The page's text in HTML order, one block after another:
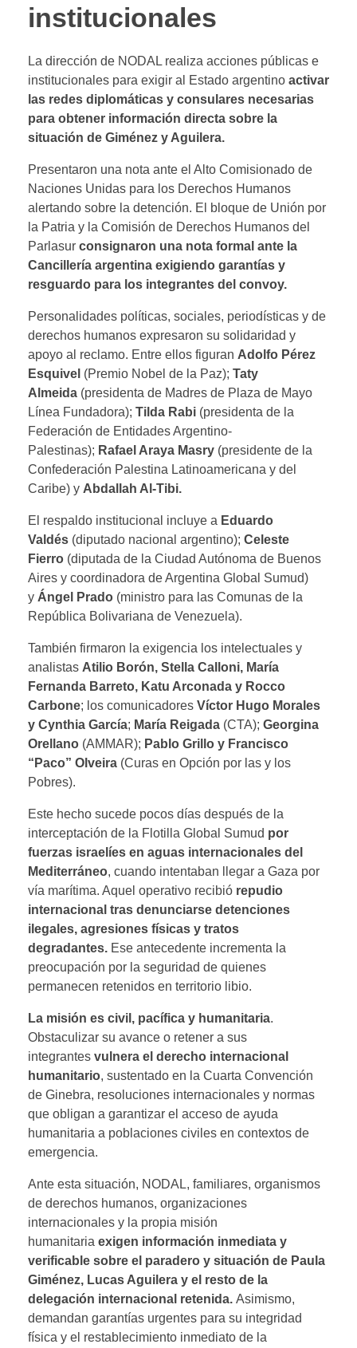
institucionales
La dirección de NODAL realiza acciones públicas e
institucionales para exigir al Estado argentino activar
las redes diplomáticas y consulares necesarias
para obtener información directa sobre la
situación de Giménez y Aguilera.
Presentaron una nota ante el Alto Comisionado de
Naciones Unidas para los Derechos Humanos
alertando sobre la detención. El bloque de Unión por
la Patria y la Comisión de Derechos Humanos del
Parlasur consignaron una nota formal ante la
Cancillería argentina exigiendo garantías y
resguardo para los integrantes del convoy.
Personalidades políticas, sociales, periodísticas y de
derechos humanos expresaron su solidaridad y
apoyo al reclamo. Entre ellos figuran Adolfo Pérez
Esquivel (Premio Nobel de la Paz); Taty
Almeida (presidenta de Madres de Plaza de Mayo
Línea Fundadora); Tilda Rabi (presidenta de la
Federación de Entidades Argentino-
Palestinas); Rafael Araya Masry (presidente de la
Confederación Palestina Latinoamericana y del
Caribe) y Abdallah Al-Tibi.
El respaldo institucional incluye a Eduardo
Valdés (diputado nacional argentino); Celeste
Fierro (diputada de la Ciudad Autónoma de Buenos
Aires y coordinadora de Argentina Global Sumud)
y Ángel Prado (ministro para las Comunas de la
República Bolivariana de Venezuela).
También firmaron la exigencia los intelectuales y
analistas Atilio Borón, Stella Calloni, María
Fernanda Barreto, Katu Arconada y Rocco
Carbone; los comunicadores Víctor Hugo Morales
y Cynthia García; María Reigada (CTA); Georgina
Orellano (AMMAR); Pablo Grillo y Francisco
“Paco” Olveira (Curas en Opción por las y los
Pobres).
Este hecho sucede pocos días después de la
interceptación de la Flotilla Global Sumud por
fuerzas israelíes en aguas internacionales del
Mediterráneo, cuando intentaban llegar a Gaza por
vía marítima. Aquel operativo recibió repudio
internacional tras denunciarse detenciones
ilegales, agresiones físicas y tratos
degradantes. Ese antecedente incrementa la
preocupación por la seguridad de quienes
permanecen retenidos en territorio libio.
La misión es civil, pacífica y humanitaria.
Obstaculizar su avance o retener a sus
integrantes vulnera el derecho internacional
humanitario, sustentado en la Cuarta Convención
de Ginebra, resoluciones internacionales y normas
que obligan a garantizar el acceso de ayuda
humanitaria a poblaciones civiles en contextos de
emergencia.
Ante esta situación, NODAL, familiares, organismos
de derechos humanos, organizaciones
internacionales y la propia misión
humanitaria exigen información inmediata y
verificable sobre el paradero y situación de Paula
Giménez, Lucas Aguilera y el resto de la
delegación internacional retenida. Asimismo,
demandan garantías urgentes para su integridad
física y el restablecimiento inmediato de la